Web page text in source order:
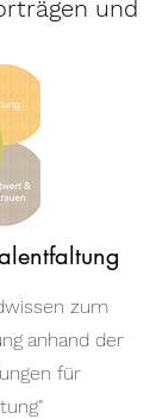
und
zum
anhand der
für